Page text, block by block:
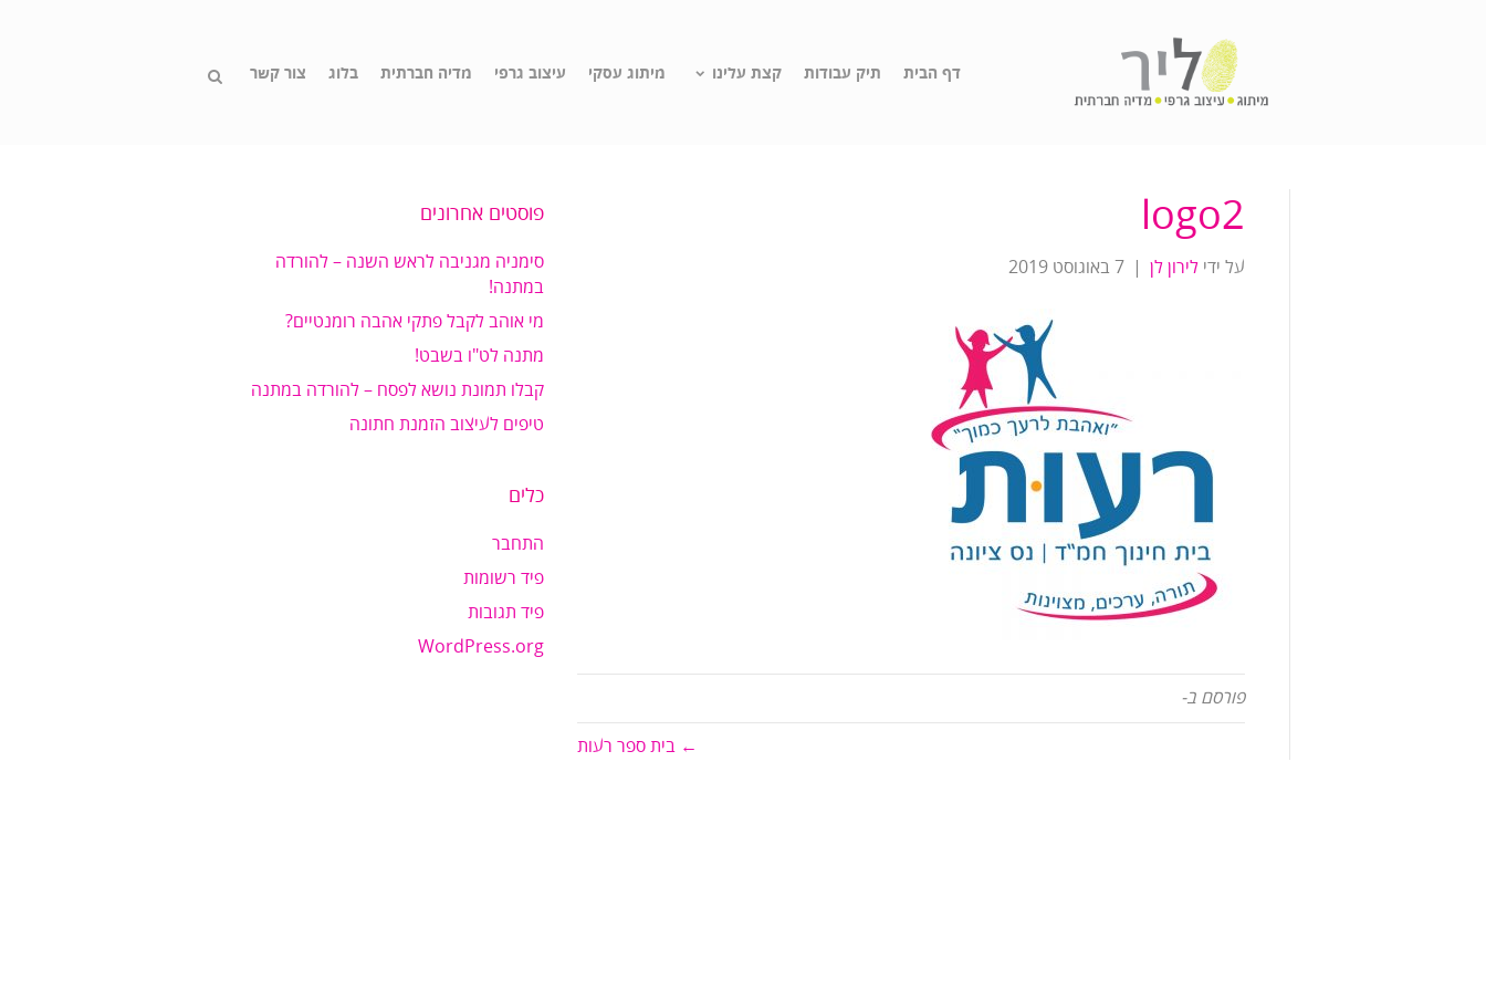
דף הבית תיק עבודות קצת עלינו מיתוג עסקי עיצוב גרפי מדיה חברתית בלוג צור קשר
logo2
על ידי לירון לן 7 באוגוסט 2019
פורסם ב-
← בית ספר רעות
פוסטים אחרונים
סימניה מגניבה לראש השנה – להורדה
במתנה!
מי אוהב לקבל פתקי אהבה רומנטיים?
מתנה לט"ו בשבט!
קבלו תמונת נושא לפסח – להורדה במתנה
טיפים לעיצוב הזמנת חתונה
כלים
התחבר
פיד רשומות
פיד תגובות
WordPress.org